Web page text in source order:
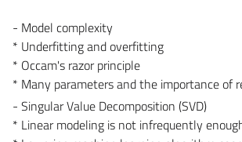
- Model complexity
* Underfitting and overfitting
* Occam's razor principle
* Many parameters and the importance of
- Singular Value Decomposition (SVD)
* Linear modeling is not infrequently